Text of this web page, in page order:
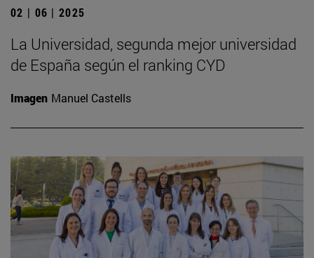
02 | 06 | 2025
La Universidad, segunda mejor universidad
de España según el ranking CYD
Imagen Manuel Castells